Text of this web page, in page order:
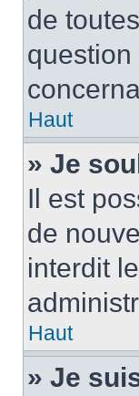
de
Haut
» Je
Il est
de
interdit
Haut
» Je